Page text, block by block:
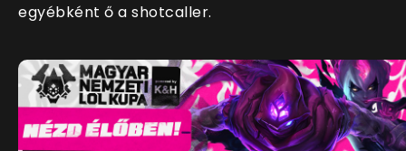
egyébként ő a shotcaller.